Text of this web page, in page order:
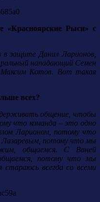
«Красноярские Рыси» с
защите Данил Ларионов,
нападающий Семен
Максим Котов. Вот такая
всех?
общение, чтобы
что команда – это одно
Ларионом, потому что
потому что мы
общаемся. С Ваней
потому что мы
всегда со всеми